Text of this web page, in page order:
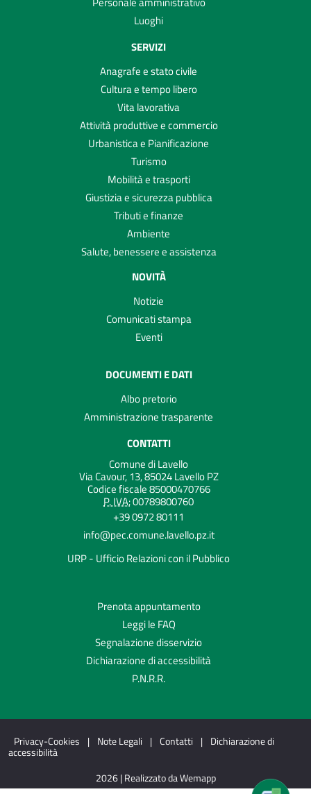
Luoghi
SERVIZI
Anagrafe e stato civile
Cultura e tempo libero
Vita lavorativa
Attività produttive e commercio
Urbanistica e Pianificazione
Turismo
Mobilità e trasporti
Giustizia e sicurezza pubblica
Tributi e finanze
Ambiente
Salute, benessere e assistenza
NOVITÀ
Notizie
Comunicati stampa
Eventi
DOCUMENTI E DATI
Albo pretorio
Amministrazione trasparente
CONTATTI
Comune di Lavello
Via Cavour, 13, 85024 Lavello PZ
Codice fiscale 85000470766
P. IVA:00789800760
+39 0972 80111
info@pec.comune.lavello.pz.it
URP - Ufficio Relazioni con il Pubblico
Prenota appuntamento
Leggi le FAQ
Segnalazione disservizio
Dichiarazione di accessibilità
P.N.R.R.
Privacy-Cookies | Note Legali | Contatti | Dichiarazione di
accessibilità
2026 | Realizzato da Wemapp